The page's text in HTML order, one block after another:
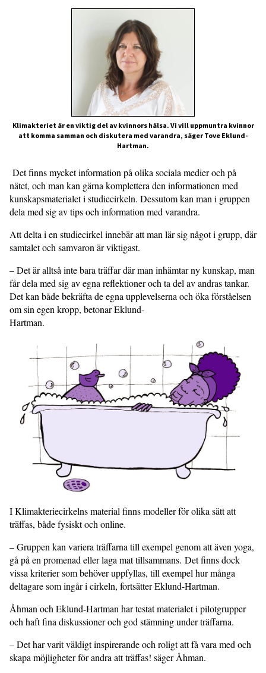
Klimakteriet är en viktig del av kvinnors hälsa. Vi vill uppmuntra kvinnor
att komma samman och diskutera med varandra, säger Tove Eklund-
Hartman.
Det finns mycket information på olika sociala medier och på
nätet, och man kan gärna komplettera den informationen med
kunskapsmaterialet i studiecirkeln. Dessutom kan man i gruppen
dela med sig av tips och informa­tion med varandra.
Att delta i en studiecirkel innebär att man lär sig något i grupp, där
samtalet och samvaron är viktigast.
– Det är alltså inte bara träffar där man inhämtar ny kunskap, man
får dela med sig av egna reflektioner och ta del av andras tankar.
Det kan både bekräfta de egna upplevelserna och öka förståelsen
om sin egen kropp, betonar Eklund-
Hartman.
I Klimakteriecirkelns material finns modeller för olika sätt att
träffas, både fysiskt och online.
– Gruppen kan variera träffarna till exempel genom att även yoga,
gå på en promenad eller laga mat tillsammans. Det finns dock
vissa kriterier som behöver uppfyllas, till exempel hur många
deltagare som ingår i cirkeln, fortsätter Eklund-Hartman.
Åhman och Eklund-Hartman har testat materialet i pilotgrupper
och haft fina diskussioner och god stämning under träffarna.
– Det har varit väldigt inspirerande och roligt att få vara med och
skapa möjligheter för andra att träffas! säger Åhman.